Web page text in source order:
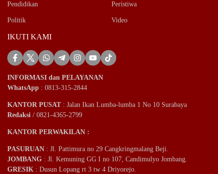
Pendidikan Peristiwa
Politik Video
IKUTI KAMI
INFORMASI dan PELAYANAN
WhatsApp : 0813-315-2844
KANTOR PUSAT: Jalan Ikan Lumba-lumba 1 No 10 Surabaya
Redaksi / 0821-4365-2799
KANTOR PERWAKILAN :
PASURUAN : Jl. Pattimura no 29 Cangkringmalang Beji.
JOMBANG : Jl. Kemuning GG I no 107, Candimulyo Jombang.
GRESIK : Dusun Lopang rt 3 tw 4 Driyorejo.